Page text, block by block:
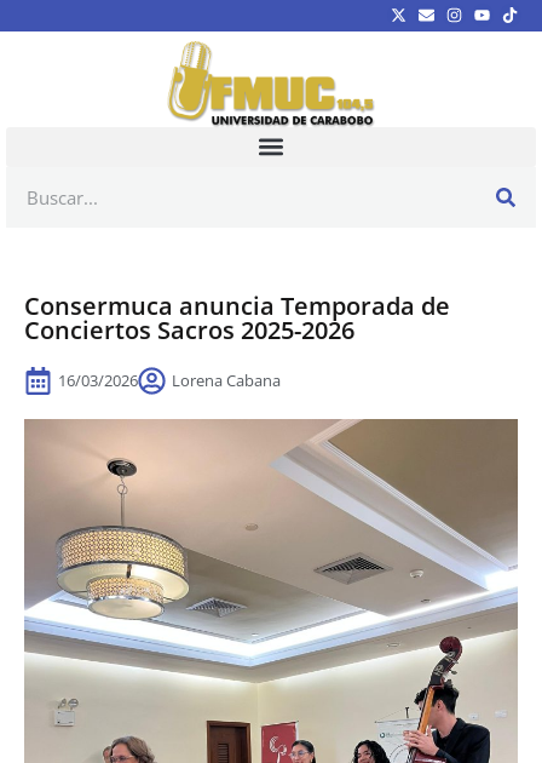
Consermuca anuncia Temporada de
Conciertos Sacros 2025-2026
16/03/2026 Lorena Cabana